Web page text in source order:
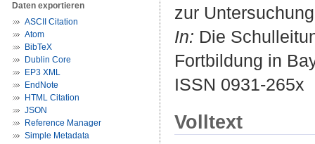
Daten exportieren
ASCII Citation
Atom
BibTeX
Dublin Core
EP3 XML
EndNote
HTML Citation
JSON
Reference Manager
Simple Metadata
zur
In: Die
Fortbildung in
ISSN 0931-265x
Volltext